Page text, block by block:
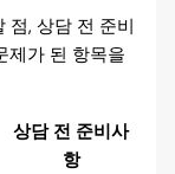
점, 상담 전 준비
제가 된 항목을
상담 전 준비사
항